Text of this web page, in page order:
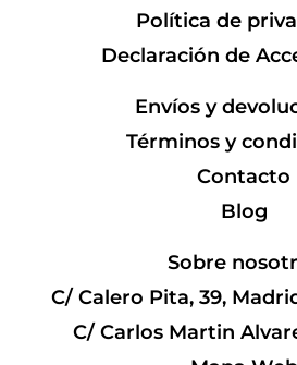
Política de
Declaración de
Envíos y
Términos y
Contacto
Blog
Sobre
C/ Calero Pita, 39,
C/ Carlos Martin